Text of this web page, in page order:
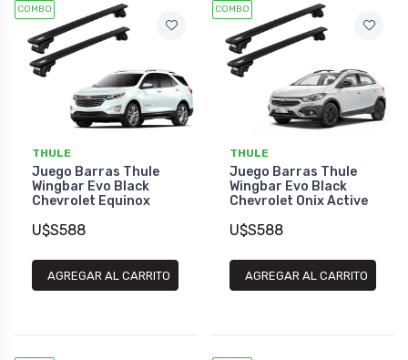
COMBO
THULE
Juego Barras Thule
Wingbar Evo Black
Chevrolet Equinox
U$S588
AGREGAR AL CARRITO
COMBO
THULE
Juego Barras Thule
Wingbar Evo Black
Chevrolet Onix Active
U$S588
AGREGAR AL CARRITO